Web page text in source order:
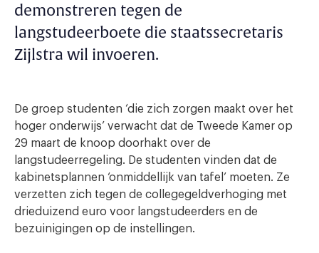
demonstreren tegen de
langstudeerboete die staatssecretaris
Zijlstra wil invoeren.
De groep studenten ‘die zich zorgen maakt over het
hoger onderwijs’ verwacht dat de Tweede Kamer op
29 maart de knoop doorhakt over de
langstudeerregeling. De studenten vinden dat de
kabinetsplannen ‘onmiddellijk van tafel’ moeten. Ze
verzetten zich tegen de collegegeldverhoging met
drieduizend euro voor langstudeerders en de
bezuinigingen op de instellingen.